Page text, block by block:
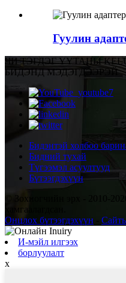
Гуулин
ЧИ ТЭГДЭГ ҮҮТАНЫ KELU
БИДЭНД МЭДЭГДЭЭРЭЙ
Бидэнтэй холбоо
Бидний тухай
Түгээмэл асуултууд
Бүтээгдэхүүн
© Зохиогчийн эрх - 2010-
хамгаалагдсан.
Онцлох бүтээгдэхүүн
И-мэйл илгээх
борлуулалт
x